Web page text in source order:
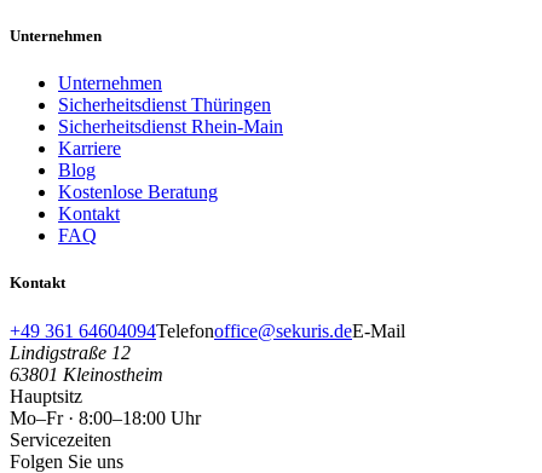
Unternehmen
Unternehmen
Sicherheitsdienst Thüringen
Sicherheitsdienst Rhein-Main
Karriere
Blog
Kostenlose Beratung
Kontakt
FAQ
Kontakt
+49 361 64604094Telefonoffice@sekuris.deE-Mail
Lindigstraße 12
63801 Kleinostheim
Hauptsitz
Mo–Fr · 8:00–18:00 Uhr
Servicezeiten
Folgen Sie uns